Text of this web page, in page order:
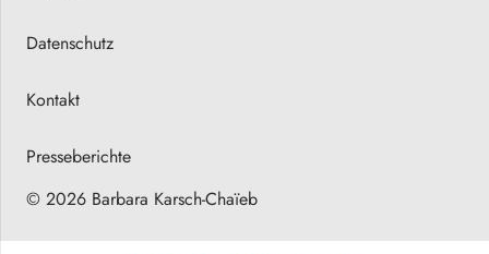
Datenschutz
Kontakt
Presseberichte
© 2026 Barbara Karsch-Chaïeb